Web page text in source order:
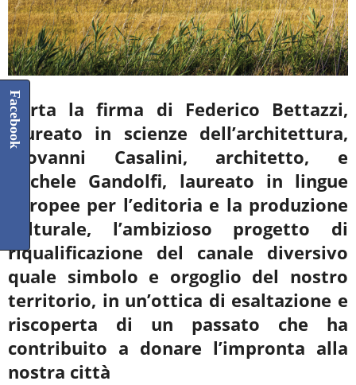
Porta la firma di Federico Bettazzi,
laureato in scienze dell’architettura,
Giovanni Casalini, architetto, e
Michele Gandolfi, laureato in lingue
europee per l’editoria e la produzione
culturale, l’ambizioso progetto di
riqualificazione del canale diversivo
quale simbolo e orgoglio del nostro
territorio, in un’ottica di esaltazione e
riscoperta di un passato che ha
contribuito a donare l’impronta alla
nostra città
Facebook